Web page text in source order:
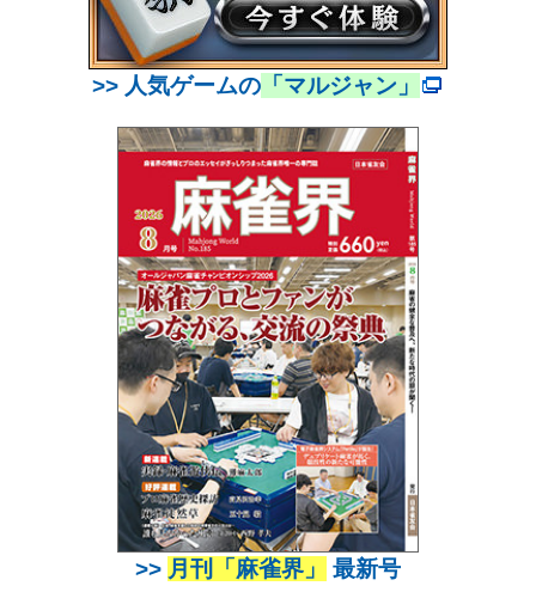
>> 人気ゲームの「マルジャン」
>> 月刊「麻雀界」 最新号